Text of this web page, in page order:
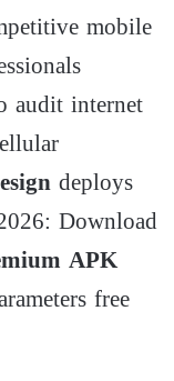
mobile
audit internet
deploys
Download
APK
free